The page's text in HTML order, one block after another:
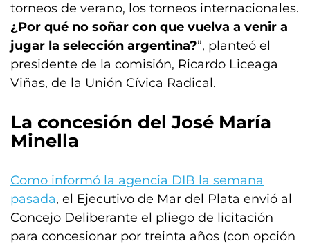
torneos de verano, los torneos internacionales.
¿Por qué no soñar con que vuelva a venir a
jugar la selección argentina?”, planteó el
presidente de la comisión, Ricardo Liceaga
Viñas, de la Unión Cívica Radical.
La concesión del José María
Minella
Como informó la agencia DIB la semana
pasada, el Ejecutivo de Mar del Plata envió al
Concejo Deliberante el pliego de licitación
para concesionar por treinta años (con opción